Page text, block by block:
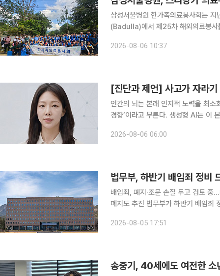
삼성서울병원 한가족의료봉사회는
(Badulla)에서 제25차 해외의료봉사를 진행했다고 6일
대책과 스리랑카 보건국, 바둘라 주정
2026-08-06 10:37
[진단과 제언] 사고가 자라
인간의 뇌는 본래 인지적 노력을 최소
경향’이라고 부른다. 생성형 AI는 이 본능을 정밀하게 파
자라야 할 시기의 아이들에게, 이 도
2026-08-06 06:00
법무부, 하반기 배임죄 정비
배임죄, 폐지·조문 손질 두고 검토
폐지도 추진 법무부가 하반기 배임죄 정비와 집단소송제 확대를 추진한다. 기업 경영 부담을 완화하
는 5일 청와대 영빈관에서 2026년
2026-08-05 17:51
송중기, 40세에도 여전한